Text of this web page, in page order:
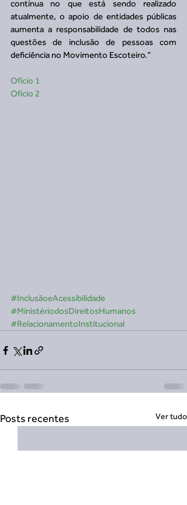
contínua no que está sendo realizado
atualmente, o apoio de entidades públicas
aumenta a responsabilidade de todos nas
questões de inclusão de pessoas com
deficiência no Movimento Escoteiro.”
Ofício 1
Ofício 2
#InclusãoeAcessibilidade
#MinistériodosDireitosHumanos
#RelacionamentoInstitucional
Posts recentes Ver tudo